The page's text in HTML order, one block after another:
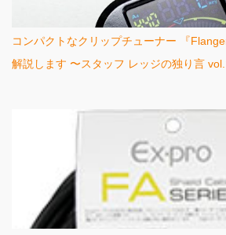
コンパクトなクリップチューナー 『
解説します 〜スタッフ レッジの独り言